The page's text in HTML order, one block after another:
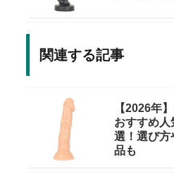
関連する記事
【2026年
おすすめ
選！選び方
品も